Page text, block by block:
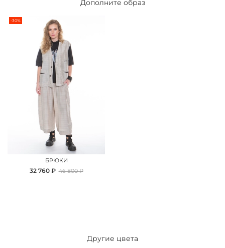
Дополните образ
-30%
БРЮКИ
32 760 ₽ 46 800 ₽
Другие цвета